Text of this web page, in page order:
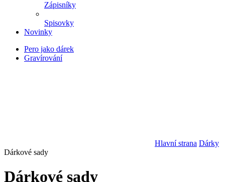
Zápisníky
Spisovky
Novinky
Pero jako dárek
Gravírování
Hlavní strana Dárky
Dárkové sady
Dárkové sady